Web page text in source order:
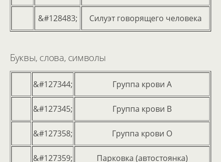
&#128483; Силуэт говорящего человека
Буквы, слова, символы
&#127344; Группа крови А
&#127345; Группа крови В
&#127358; Группа крови О
&#127359; Парковка (автостоянка)